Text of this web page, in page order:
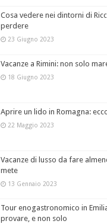
Cosa vedere nei dintorni di
perdere
23 Giugno 2023
Vacanze a Rimini: non solo
18 Giugno 2023
Aprire un lido in Romagna:
22 Maggio 2023
Vacanze di lusso da fare
mete
13 Gennaio 2023
Tour enogastronomico in
provare, e non solo